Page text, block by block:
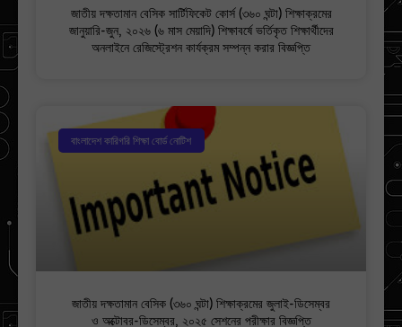
জাতীয় দক্ষতামান বেসিক সার্টিফিকেট কোর্স (৩৬০ ঘন্টা) শিক্ষাক্রমের
জানুয়ারি-জুন, ২০২৬ (৬ মাস মেয়াদি) শিক্ষাবর্ষে ভর্তিকৃত শিক্ষার্থীদের
অনলাইনে রেজিস্ট্রেশন কার্যক্রম সম্পন্ন করার বিজ্ঞপ্তি
বাংলাদেশ কারিগরি শিক্ষা বোর্ড নোটিশ
জাতীয় দক্ষতামান বেসিক (৩৬০ ঘন্টা) শিক্ষাক্রমের জুলাই-ডিসেম্বর
ও অক্টোবর-ডিসেম্বর, ২০২৫ সেশনের পরীক্ষার বিজ্ঞপ্তি